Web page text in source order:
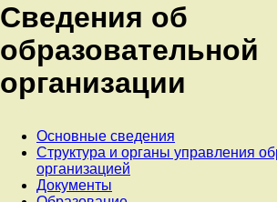
Сведения об
образовательной
организации
Основные сведения
Структура и органы управления
организацией
Документы